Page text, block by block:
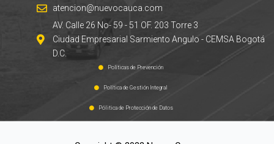
atencion@nuevocauca.com
AV. Calle 26 No- 59 - 51 OF. 203 Torre 3
Ciudad Empresarial Sarmiento Angulo - CEMSA Bogotá
D.C.
Políticas de Prevención
Política de Gestión Integral
Pólitica de Protección de Datos